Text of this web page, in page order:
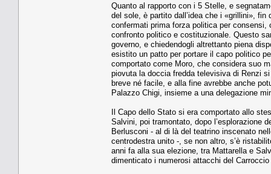
Quanto al rapporto con i 5 Stelle, e
del sole, è partito dall’idea che i «grillini»,
confermati prima forza politica per consensi,
confronto politico e costituzionale. Questo
governo, e chiedendogli altrettanto piena
esistito un patto per portare il capo politico
comportato come Moro, che considera suo
piovuta la doccia fredda televisiva di Renzi
breve né facile, e alla fine avrebbe anche
Palazzo Chigi, insieme a una delegazione
Il Capo dello Stato si era comportato allo
Salvini, poi tramontato, dopo l’esplorazione
Berlusconi - al di là del teatrino inscenato
centrodestra unito -, se non altro, s’è
anni fa alla sua elezione, tra Mattarella e
dimenticato i numerosi attacchi del